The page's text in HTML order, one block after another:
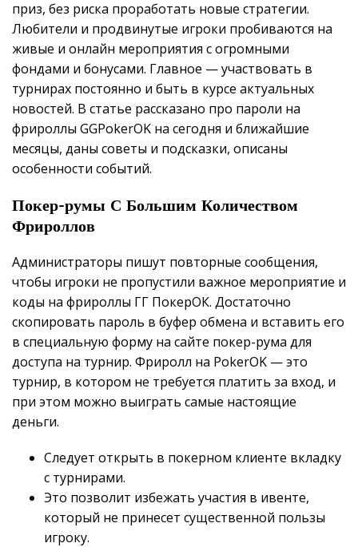
приз, без риска проработать новые стратегии.
Любители и продвинутые игроки пробиваются на
живые и онлайн мероприятия с огромными
фондами и бонусами. Главное — участвовать в
турнирах постоянно и быть в курсе актуальных
новостей. В статье рассказано про пароли на
фрироллы GGPokerOK на сегодня и ближайшие
месяцы, даны советы и подсказки, описаны
особенности событий.
Покер-румы С Большим Количеством
Фрироллов
Администраторы пишут повторные сообщения,
чтобы игроки не пропустили важное мероприятие и
коды на фрироллы ГГ ПокерОК. Достаточно
скопировать пароль в буфер обмена и вставить его
в специальную форму на сайте покер-рума для
доступа на турнир. Фриролл на PokerOK — это
турнир, в котором не требуется платить за вход, и
при этом можно выиграть самые настоящие
деньги.
Следует открыть в покерном клиенте вкладку
с турнирами.
Это позволит избежать участия в ивенте,
который не принесет существенной пользы
игроку.